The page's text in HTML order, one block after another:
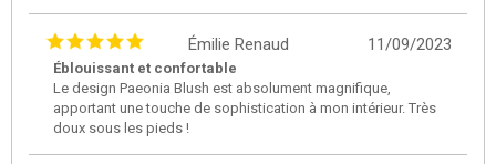
11/09/2023
Émilie Renaud
Éblouissant et confortable
Le design Paeonia Blush est absolument magnifique,
apportant une touche de sophistication à mon intérieur. Très
doux sous les pieds !